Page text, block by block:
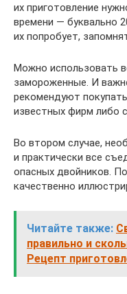
их приготовление
времени — буквально
их попробует,
Можно использовать
замороженные. И
рекомендуют
известных фирм либо
Во втором случае,
и практически все
опасных двойников.
качественно
Читайте также:
правильно и
Рецепт